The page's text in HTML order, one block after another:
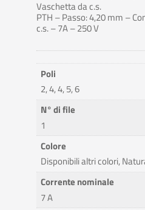
Vaschetta da c.s.
PTH – Passo: 4,20 mm –
c.s. – 7A – 250 V
Poli
2, 4, 4, 5, 6
N° di file
1
Colore
Disponibili altri colori,
Corrente nominale
7 A